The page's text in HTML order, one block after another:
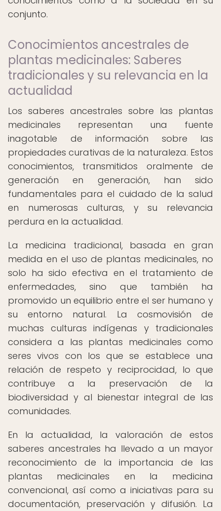
conjunto.
Conocimientos ancestrales de
plantas medicinales: Saberes
tradicionales y su relevancia en la
actualidad
Los saberes ancestrales sobre las plantas
medicinales representan una fuente
inagotable de información sobre las
propiedades curativas de la naturaleza. Estos
conocimientos, transmitidos oralmente de
generación en generación, han sido
fundamentales para el cuidado de la salud
en numerosas culturas, y su relevancia
perdura en la actualidad.
La medicina tradicional, basada en gran
medida en el uso de plantas medicinales, no
solo ha sido efectiva en el tratamiento de
enfermedades, sino que también ha
promovido un equilibrio entre el ser humano y
su entorno natural. La cosmovisión de
muchas culturas indígenas y tradicionales
considera a las plantas medicinales como
seres vivos con los que se establece una
relación de respeto y reciprocidad, lo que
contribuye a la preservación de la
biodiversidad y al bienestar integral de las
comunidades.
En la actualidad, la valoración de estos
saberes ancestrales ha llevado a un mayor
reconocimiento de la importancia de las
plantas medicinales en la medicina
convencional, así como a iniciativas para su
documentación, preservación y difusión. La